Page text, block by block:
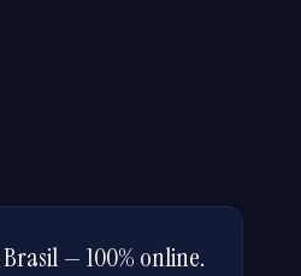
— 100% online.